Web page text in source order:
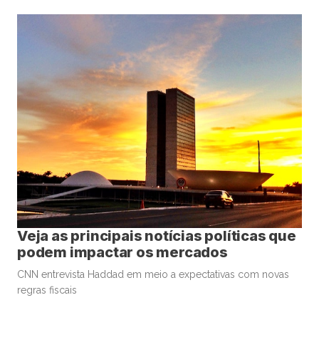
Veja as principais notícias políticas que
podem impactar os mercados
CNN entrevista Haddad em meio a expectativas com novas
regras fiscais